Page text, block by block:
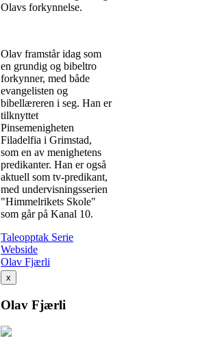
Olavs forkynnelse.
Olav framstår idag som
en grundig og bibeltro
forkynner, med både
evangelisten og
bibellæreren i seg. Han er
tilknyttet
Pinsemenigheten
Filadelfia i Grimstad,
som en av menighetens
predikanter. Han er også
aktuell som tv-predikant,
med undervisningsserien
"Himmelrikets Skole"
som går på Kanal 10.
Taleopptak Serie
Webside
Olav Fjærli
x
Olav Fjærli